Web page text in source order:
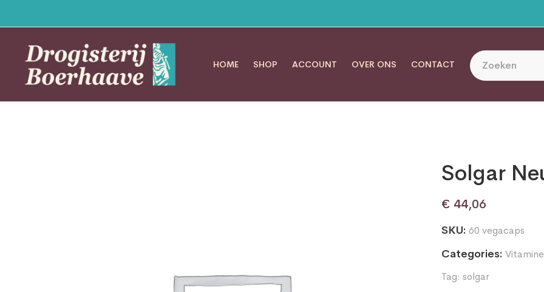
HOME SHOP ACCOUNT OVER ONS CONTACT
Solgar
€ 44,06
SKU: 60 vegacaps
Categories:
Tag: solgar